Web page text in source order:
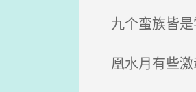
九个蛮族皆是
凰水月有些激